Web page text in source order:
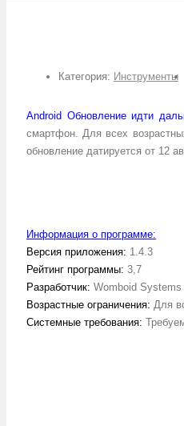
Категория: Инструменты
Android Обновление идти
смартфон. Для всех
обновление датируется от 12
Информация о программе:
Версия приложения: 1.4.3
Рейтинг программы: 3,7
Разработчик: Womboid Systems
Возрастные ограничения: Для
Системные требования: